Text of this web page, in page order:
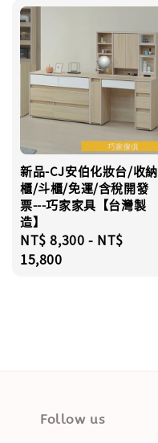
新品-CJ安伯化妝台/收納
櫃/斗櫃/免運/含稅開發
票---巧家家具【台灣製
造】
Regular
price
NT$ 8,300 - NT$
15,800
Follow us